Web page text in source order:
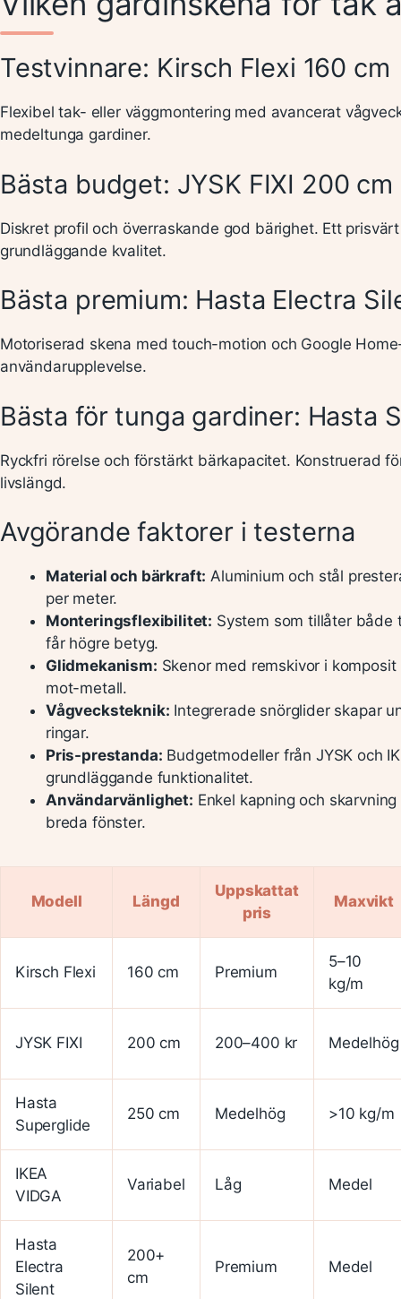
Testvinnare: Kirsch Flexi 160 cm
Flexibel tak- eller väggmontering med avancerat
medeltunga gardiner.
Bästa budget: JYSK FIXI 200 cm
Diskret profil och överraskande god bärighet. Ett
grundläggande kvalitet.
Bästa premium: Hasta Electra
Motoriserad skena med touch-motion och Google
användarupplevelse.
Bästa för tunga gardiner: Hasta
Ryckfri rörelse och förstärkt bärkapacitet. Konstruerad
livslängd.
Avgörande faktorer i testerna
Material och bärkraft: Aluminium och stål
per meter.
Monteringsflexibilitet: System som tillåter både
får högre betyg.
Glidmekanism: Skenor med remskivor i
mot-metall.
Vågvecksteknik: Integrerade snörglider skapar
ringar.
Pris-prestanda: Budgetmodeller från JYSK och
grundläggande funktionalitet.
Användarvänlighet: Enkel kapning och
breda fönster.
Modell Längd
Uppskattat
pris
Maxvikt
Kirsch Flexi 160 cm Premium
5–10
kg/m
JYSK FIXI 200 cm 200–400 kr Medelhög
Hasta
Superglide
250 cm Medelhög >10 kg/m
IKEA
VIDGA
Variabel Låg Medel
Hasta
Electra
Silent
200+
cm
Premium Medel